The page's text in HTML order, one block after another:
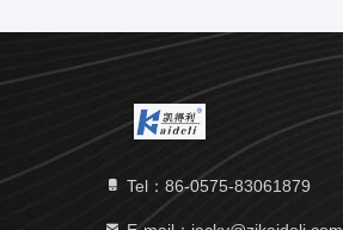
Tel：86-0575-83061879